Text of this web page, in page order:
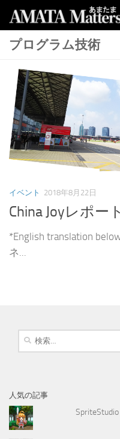
コンテンツへスキップ
プログラム技術
イベント 2018年8月22日
China Joyレポー
*English translation
ネ...
検
人気の記事